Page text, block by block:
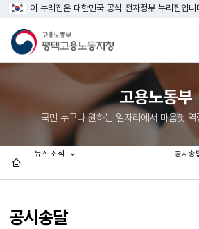
이 누리집은 대한민국 공식 전자정부 누리집입니
고용노동부
국민 누구나 원하는 일자리에서 마음껏 역
공시송달
뉴스·소식 공시송